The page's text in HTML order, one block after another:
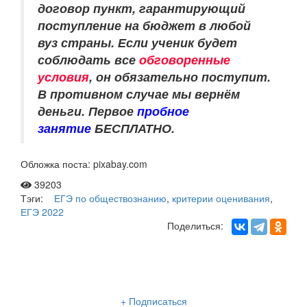
договор пункт, гарантирующий
поступление на бюджет в любой
вуз страны. Если ученик будет
соблюдать все обговоренные
условия, он обязательно поступит.
В противном случае мы вернём
деньги. Первое пробное
занятие БЕСПЛАТНО.
Обложка поста: pixabay.com
39203
Тэги:
ЕГЭ по обществознанию, критерии оценивания,
ЕГЭ 2022
Поделиться:
+ Подписаться